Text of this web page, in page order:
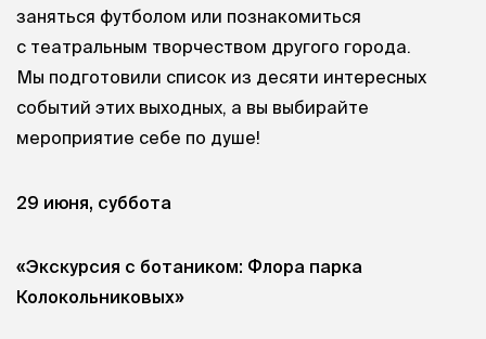
заняться футболом или познакомиться
с театральным творчеством другого города.
Мы подготовили список из десяти интересных
событий этих выходных, а вы выбирайте
мероприятие себе по душе!
29 июня, суббота
«Экскурсия с ботаником: Флора парка
Колокольниковых»